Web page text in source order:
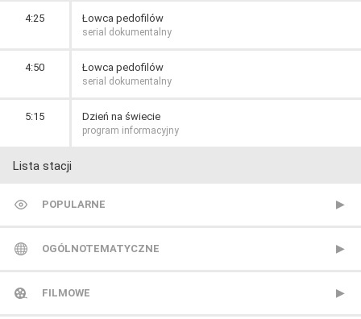
4:25 Łowca pedofilów
serial dokumentalny
4:50 Łowca pedofilów
serial dokumentalny
5:15 Dzień na świecie
program informacyjny
Lista stacji
POPULARNE
TVP 1
TVP 2
OGÓLNOTEMATYCZNE
Metro TV
FILMOWE